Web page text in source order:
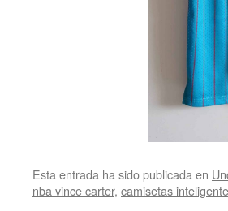
Esta entrada ha sido publicada en
nba vince carter, camisetas